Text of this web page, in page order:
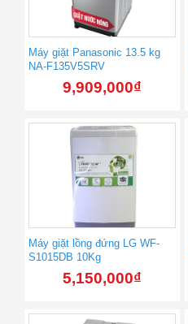
Máy giặt Panasonic 13.5 kg
NA-F135V5SRV
9,909,000₫
Máy giặt lồng đứng LG WF-
S1015DB 10Kg
5,150,000₫